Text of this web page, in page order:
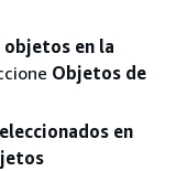
en la
Objetos de
en